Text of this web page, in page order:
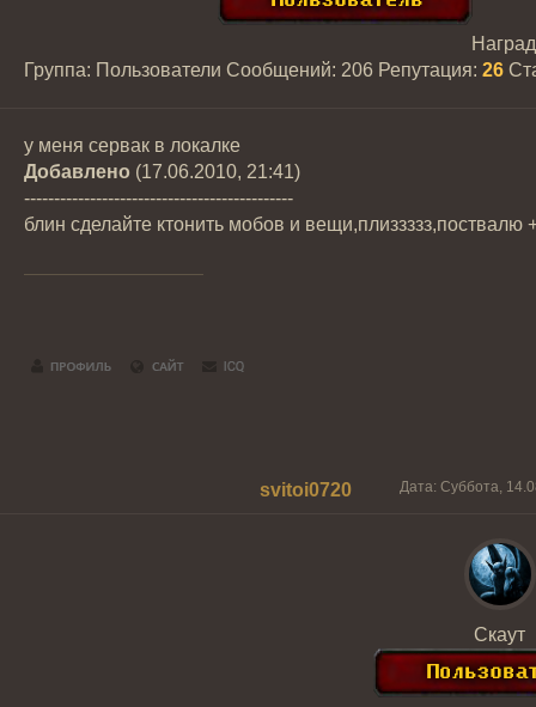
Группа: Пользователи Сообщений: 206 Репутация: 26
у меня сервак в локалке
Добавлено (17.06.2010, 21:41)
---------------------------------------------
блин сделайте ктонить мобов и вещи,плиззззз,поствалю
svitoi0720 Дата: Суббота,
Скаут